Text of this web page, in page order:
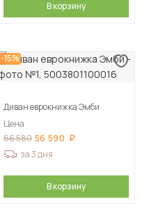
В корзину
-15%
Диван еврокнижка Эмби
Цена
66 580 56 590
за 3 дня
В корзину